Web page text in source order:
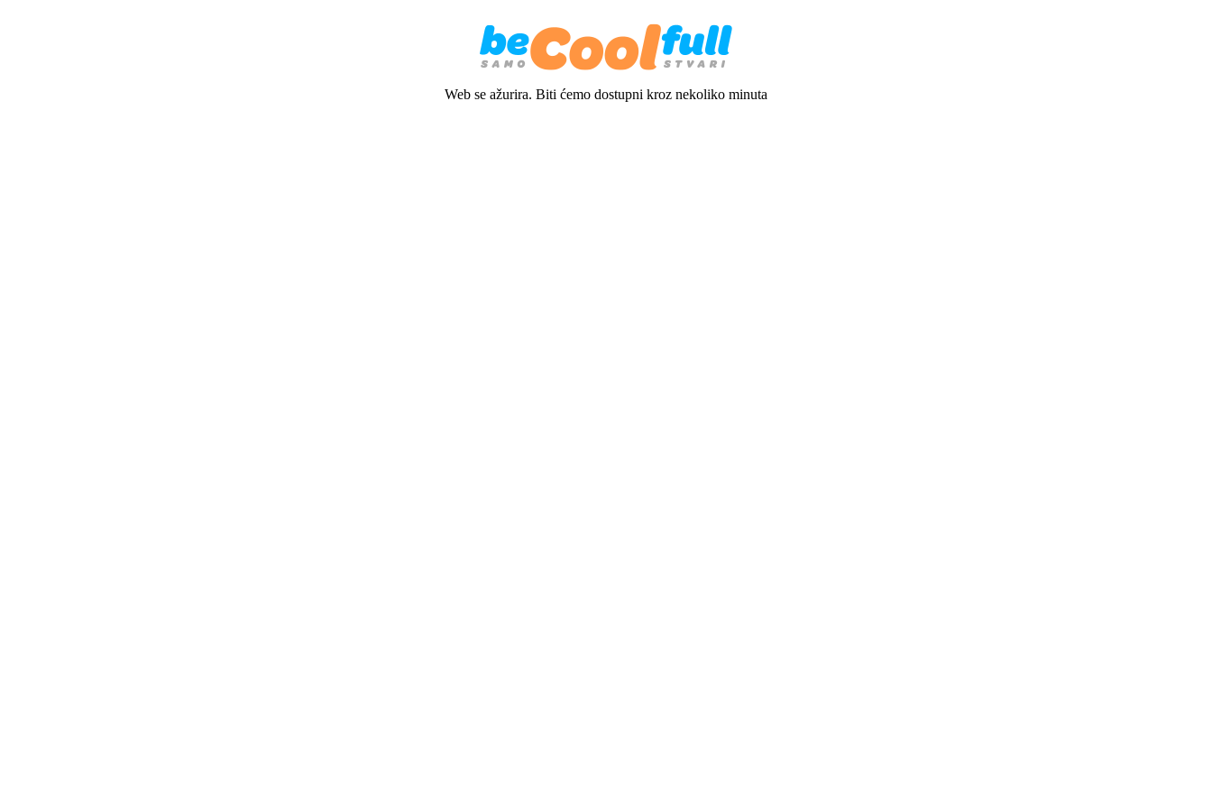
Web se ažurira. Biti ćemo dostupni kroz nekoliko minuta